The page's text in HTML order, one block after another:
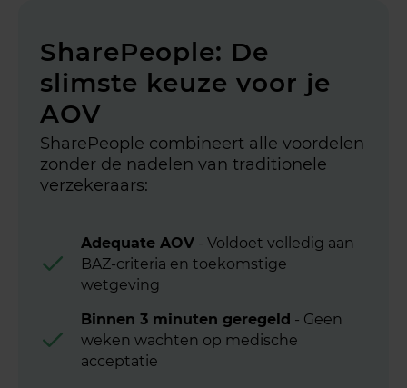
SharePeople: De
slimste keuze voor je
AOV
SharePeople combineert alle voordelen
zonder de nadelen van traditionele
verzekeraars:
Adequate AOV - Voldoet volledig aan
BAZ-criteria en toekomstige
wetgeving
Binnen 3 minuten geregeld - Geen
weken wachten op medische
acceptatie